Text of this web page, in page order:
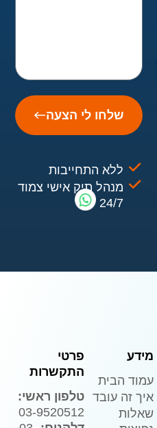
שלחו לי הצעה
ללא התחייבות
מנהל תיק אישי צמוד
24/7
מידע
עמוד הבית
איך זה עובד
שאלות
פרטי
התקשרות
טלפון ראשי:
03-9520512